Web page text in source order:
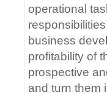
operational
business
profitability of
prospective
and turn them